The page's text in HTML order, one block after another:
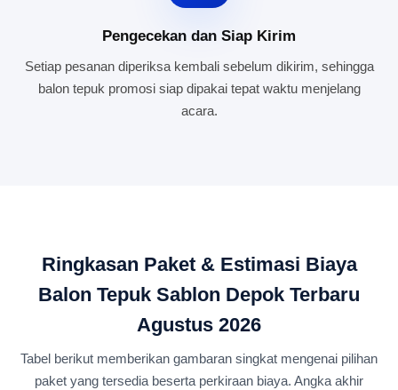
Pengecekan dan Siap Kirim
Setiap pesanan diperiksa kembali sebelum dikirim, sehingga
balon tepuk promosi siap dipakai tepat waktu menjelang
acara.
Ringkasan Paket & Estimasi Biaya
Balon Tepuk Sablon Depok Terbaru
Agustus 2026
Tabel berikut memberikan gambaran singkat mengenai pilihan
paket yang tersedia beserta perkiraan biaya. Angka akhir